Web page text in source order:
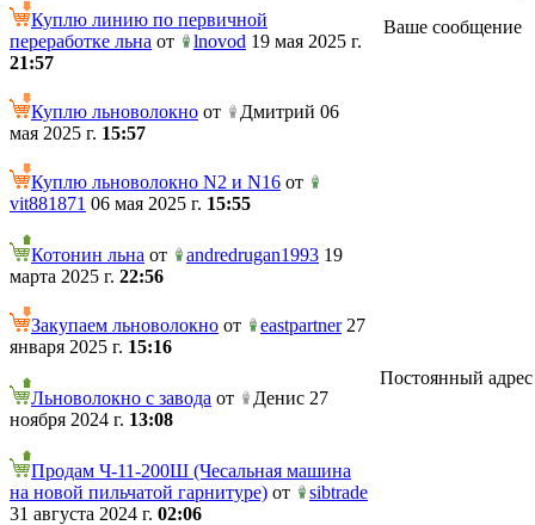
Куплю линию по первичной
переработке льна от lnovod 19 мая 2025 г.
21:57
Куплю льноволокно от
Дмитрий 06
мая 2025 г. 15:57
Куплю льноволокно N2 и N16 от
vit881871 06 мая 2025 г. 15:55
Котонин льна от andredrugan1993 19
марта 2025 г. 22:56
Закупаем льноволокно от eastpartner27
января 2025 г. 15:16
Льноволокно с завода от
Денис 27
ноября 2024 г. 13:08
Продам Ч-11-200Ш (Чесальная машина
на новой пильчатой гарнитуре) от
sibtrade
31 августа 2024 г. 02:06
Ваше сообщение
Постоянный